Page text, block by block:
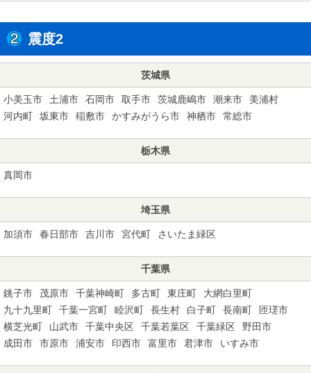
震度2
茨城県
小美玉市 土浦市 石岡市 取手市 茨城鹿嶋市 潮来市
美浦村
河内町
坂東市 稲敷市 かすみがうら市 神栖市 常総市
栃木県
真岡市
埼玉県
加須市 春日部市 吉川市 宮代町 さいたま緑区
千葉県
銚子市 茂原市 千葉神崎町 多古町 東庄町
大網白里町
九十九里町
千葉一宮町 睦沢町 長生村 白子町 長南町
匝瑳市
横芝光町
山武市 千葉中央区 千葉若葉区 千葉緑区
野田市
成田市
市原市 浦安市 印西市 富里市 君津市 いすみ市